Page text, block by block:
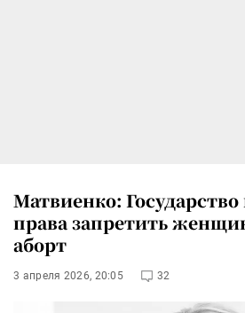
Матвиенко:
права запретить
аборт
3 апреля 2026, 20:05 32